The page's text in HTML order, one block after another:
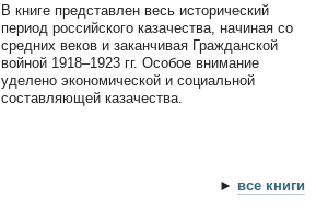
В книге представлен весь исторический
период российского казачества, начиная со
средних веков и заканчивая Гражданской
войной 1918–1923 гг. Особое внимание
уделено экономической и социальной
составляющей казачества.
► все книги